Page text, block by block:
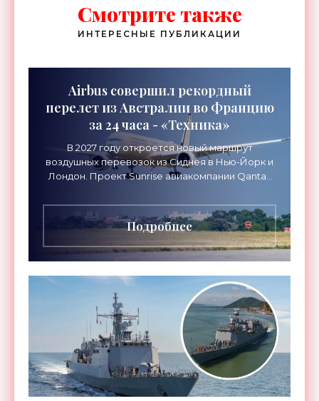
Смотрите также
ИНТЕРЕСНЫЕ ПУБЛИКАЦИИ
Airbus совершил рекордный
перелет из Австралии во Францию
за 24 часа - «Техника»
В 2027 году откроется новый маршрут
воздушных перевозок из Сиднея в Нью-Йорк и
Лондон. Проект Sunrise авиакомпании Qantas
длительностью до 24
Подробнее